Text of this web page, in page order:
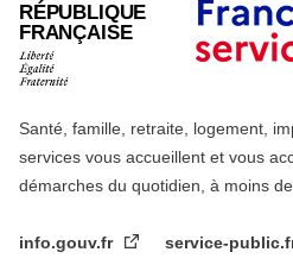
RÉPUBLIQUE
FRANÇAISE
Santé, famille, retraite, logement,
services vous accueillent et vous
démarches du quotidien, à moins
info.gouv.fr service-